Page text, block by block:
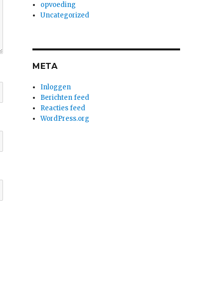
opvoeding
Uncategorized
META
Inloggen
Berichten feed
Reacties feed
WordPress.org